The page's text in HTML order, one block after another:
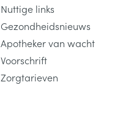
Nuttige links
Gezondheidsnieuws
Apotheker van wacht
Voorschrift
Zorgtarieven